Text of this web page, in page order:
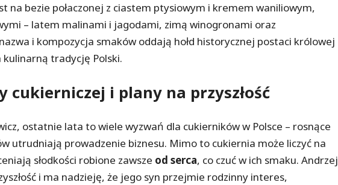
na bezie połaczonej z ciastem ptysiowym i kremem waniliowym,
– latem malinami i jagodami, zimą winogronami oraz
i kompozycja smaków oddają hołd historycznej postaci królowej
kulinarną tradycję Polski.
cukierniczej i plany na przyszłość
ostatnie lata to wiele wyzwań dla cukierników w Polsce – rosnące
utrudniają prowadzenie biznesu. Mimo to cukiernia może liczyć na
słodkości robione zawsze od serca, co czuć w ich smaku. Andrzej
i ma nadzieję, że jego syn przejmie rodzinny interes,